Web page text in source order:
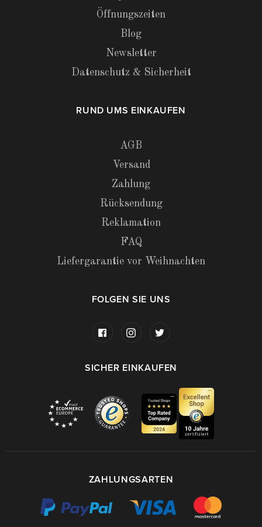
Öffnungszeiten
Blog
Newsletter
Datenschutz & Sicherheit
RUND UMS EINKAUFEN
AGB
Versand
Zahlung
Rücksendung
Reklamation
FAQ
Liefergarantie vor Weihnachten
FOLGEN SIE UNS
SICHER EINKAUFEN
ZAHLUNGSARTEN